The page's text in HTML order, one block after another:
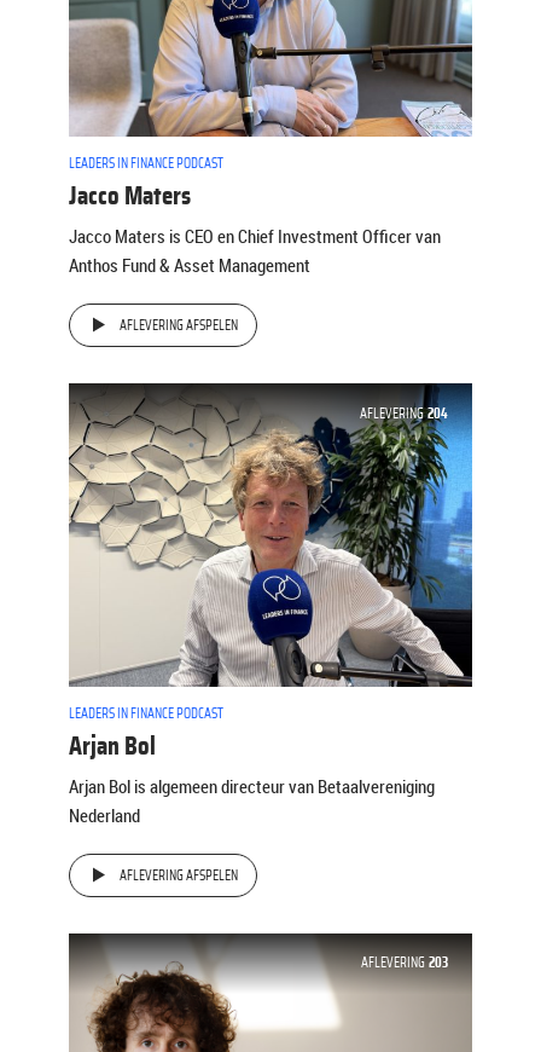
LEADERS IN FINANCE PODCAST
Jacco Maters
Jacco Maters is CEO en Chief Investment Officer van
Anthos Fund & Asset Management
AFLEVERING AFSPELEN
AFLEVERING 204
LEADERS IN FINANCE PODCAST
Arjan Bol
Arjan Bol is algemeen directeur van Betaalvereniging
Nederland
AFLEVERING AFSPELEN
AFLEVERING 203